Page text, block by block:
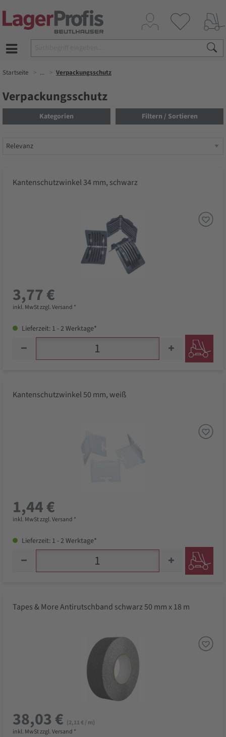
Startseite ... Verpackungsschutz
Verpackungsschutz
Kategorien Filtern / Sortieren
Kantenschutzwinkel 34 mm, schwarz
3,77 €
inkl. MwSt zzgl. Versand *
Lieferzeit: 1 - 2 Werktage*
Kantenschutzwinkel 50 mm, weiß
1,44 €
inkl. MwSt zzgl. Versand *
Lieferzeit: 1 - 2 Werktage*
Tapes & More Antirutschband schwarz 50 mm x 18 m
38,03 € (2,11 € / m)
inkl. MwSt zzgl. Versand *